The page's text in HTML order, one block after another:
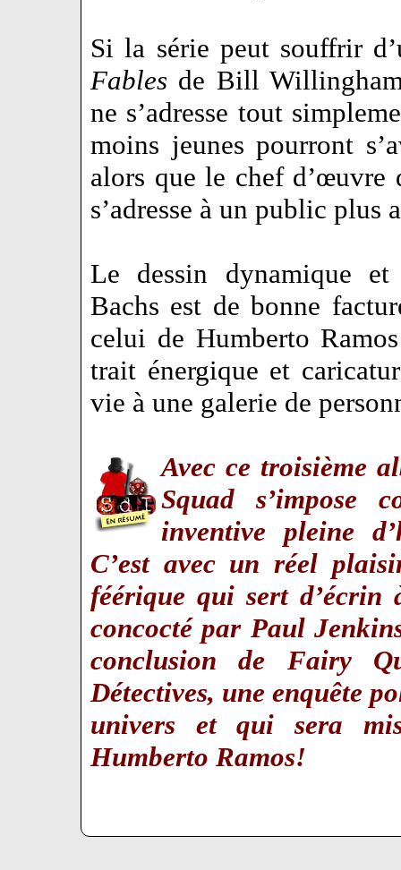
Si la série peut souffrir
Fables de Bill
ne s’adresse tout
moins jeunes pourront
alors que le chef
s’adresse à un public plus
Le dessin dynamique
Bachs est de bonne
celui de Humberto
trait énergique et
vie à une galerie de
Avec ce troisième
Squad s’impose
inventive pleine
C’est avec un réel
féérique qui sert d’écrin
concocté par Paul
conclusion de Fairy
Détectives, une enquête
univers et qui sera
Humberto Ramos!